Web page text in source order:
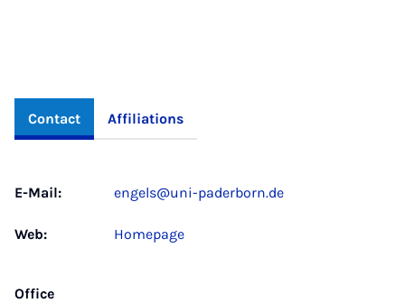
Contact Affiliations
E-Mail: engels@uni-paderborn.de
Web: Homepage
Office